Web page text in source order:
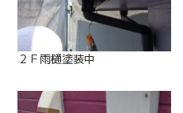
２Ｆ雨樋塗装中